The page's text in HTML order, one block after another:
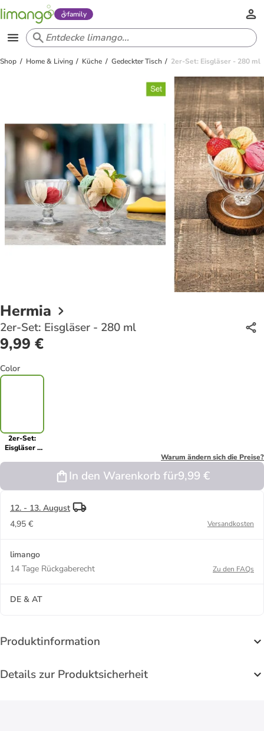
family
Shop Home & Living Küche Gedeckter Tisch 2er-Set: Eisgläser - 280 ml
Hermia
2er-Set: Eisgläser - 280 ml
9,99 €
Color
2er-Set:
Eisgläser -
Warum ändern sich die Preise?
In den Warenkorb für9,99 €
12. - 13. August
4,95 €
Versandkosten
limango
14 Tage Rückgaberecht
Zu den FAQs
DE & AT
Produktinformation
Details zur Produktsicherheit